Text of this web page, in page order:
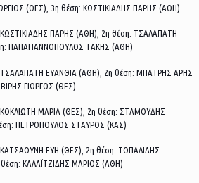
(ΘΕΣ), 3η θέση: ΚΩΣΤΙΚΙΑΔΗΣ ΠΑΡΗΣ (ΑΘΗ)
ΚΩΣΤΙΚΙΑΔΗΣ ΠΑΡΗΣ (ΑΘΗ), 2η θέση: ΤΣΑΛΑΠΑΤΗ
ΠΑΠΑΓΙΑΝΝΟΠΟΥΛΟΣ ΤΑΚΗΣ (ΑΘΗ)
ΤΣΑΛΑΠΑΤΗ ΕΥΑΝΘΙΑ (ΑΘΗ), 2η θέση: ΜΠΑΤΡΗΣ ΑΡΗΣ
ΓΙΩΡΓΟΣ (ΘΕΣ)
ΚΟΚΛΙΩΤΗ ΜΑΡΙΑ (ΘΕΣ), 2η θέση: ΣΤΑΜΟΥΔΗΣ
ΠΕΤΡΟΠΟΥΛΟΣ ΣΤΑΥΡΟΣ (ΚΑΣ)
ΚΑΤΣΑΟΥΝΗ ΕΥΗ (ΘΕΣ), 2η θέση: ΤΟΠΑΛΙΔΗΣ
ΚΑΛΑΪΤΖΙΔΗΣ ΜΑΡΙΟΣ (ΑΘΗ)